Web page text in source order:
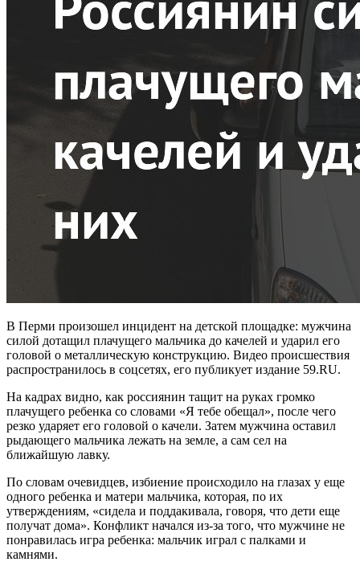
В Перми произошел инцидент на детской площадке: мужчина
силой дотащил плачущего мальчика до качелей и ударил его
головой о металлическую конструкцию. Видео происшествия
распространилось в соцсетях, его публикует издание 59.RU.
На кадрах видно, как россиянин тащит на руках громко
плачущего ребенка со словами «Я тебе обещал», после чего
резко ударяет его головой о качели. Затем мужчина оставил
рыдающего мальчика лежать на земле, а сам сел на
ближайшую лавку.
По словам очевидцев, избиение происходило на глазах у еще
одного ребенка и матери мальчика, которая, по их
утверждениям, «сидела и поддакивала, говоря, что дети еще
получат дома». Конфликт начался из-за того, что мужчине не
понравилась игра ребенка: мальчик играл с палками и
камнями.